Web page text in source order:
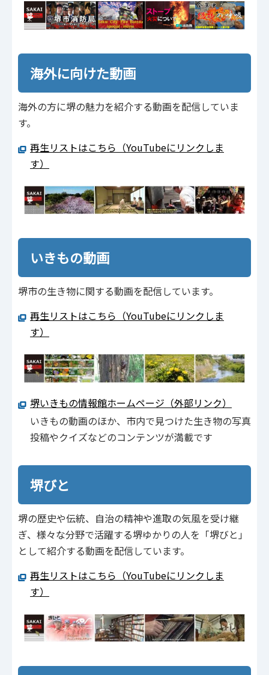
海外に向けた動画
海外の方に堺の魅力を紹介する動画を配信していま
す。
再生リストはこちら（YouTubeにリンクしま
す）
いきもの動画
堺市の生き物に関する動画を配信しています。
再生リストはこちら（YouTubeにリンクしま
す）
堺いきもの情報館ホームページ（外部リンク）
いきもの動画のほか、市内で見つけた生き物の写真
投稿やクイズなどのコンテンツが満載です
堺びと
堺の歴史や伝統、自治の精神や進取の気風を受け継
ぎ、様々な分野で活躍する堺ゆかりの人を「堺びと」
として紹介する動画を配信しています。
再生リストはこちら（YouTubeにリンクしま
す）